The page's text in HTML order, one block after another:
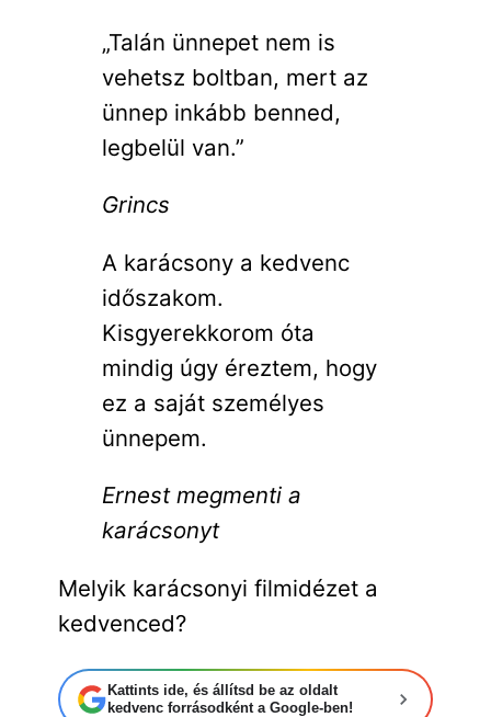
„Talán ünnepet nem is
vehetsz boltban, mert az
ünnep inkább benned,
legbelül van.”
Grincs
A karácsony a kedvenc
időszakom.
Kisgyerekkorom óta
mindig úgy éreztem, hogy
ez a saját személyes
ünnepem.
Ernest megmenti a
karácsonyt
Melyik karácsonyi filmidézet a
kedvenced?
Kattints ide, és állítsd be az oldalt
kedvenc forrásodként a Google-ben!